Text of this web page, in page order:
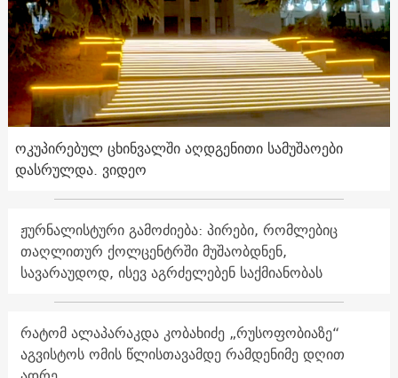
ოკუპირებულ ცხინვალში აღდგენითი სამუშაოები
დასრულდა. ვიდეო
ჟურნალისტური გამოძიება: პირები, რომლებიც
თაღლითურ ქოლცენტრში მუშაობდნენ,
სავარაუდოდ, ისევ აგრძელებენ საქმიანობას
რატომ ალაპარაკდა კობახიძე „რუსოფობიაზე“
აგვისტოს ომის წლისთავამდე რამდენიმე დღით